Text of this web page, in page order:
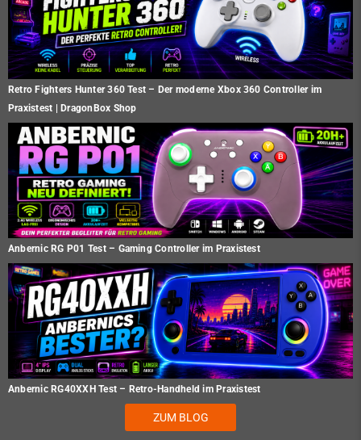
Retro Fighters Hunter 360 Test – Der moderne Xbox 360 Controller im
Praxistest | DragonBox Shop
Anbernic RG P01 Test – Gaming Controller im Praxistest
Anbernic RG40XXH Test – Retro-Handheld im Praxistest
ZUM BLOG